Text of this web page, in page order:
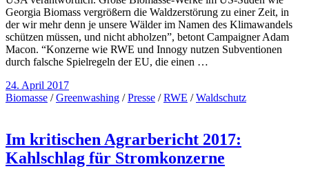
Georgia Biomass vergrößern die Waldzerstörung zu einer Zeit, in
der wir mehr denn je unsere Wälder im Namen des Klimawandels
schützen müssen, und nicht abholzen”, betont Campaigner Adam
Macon. “Konzerne wie RWE und Innogy nutzen Subventionen
durch falsche Spielregeln der EU, die einen …
24. April 2017
Biomasse /Greenwashing /Presse /RWE /Waldschutz
Im kritischen Agrarbericht 2017:
Kahlschlag für Stromkonzerne